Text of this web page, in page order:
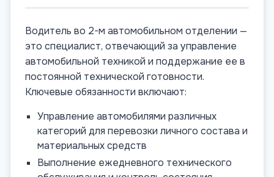
Водитель во 2-м автомобильном отделении —
это специалист, отвечающий за управление
автомобильной техникой и поддержание ее в
постоянной технической готовности.
Ключевые обязанности включают:
Управление автомобилями различных
категорий для перевозки личного состава и
материальных средств
Выполнение ежедневного технического